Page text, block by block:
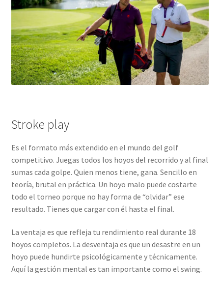
Stroke play
Es el formato más extendido en el mundo del golf
competitivo. Juegas todos los hoyos del recorrido y al final
sumas cada golpe. Quien menos tiene, gana. Sencillo en
teoría, brutal en práctica. Un hoyo malo puede costarte
todo el torneo porque no hay forma de “olvidar” ese
resultado. Tienes que cargar con él hasta el final.
La ventaja es que refleja tu rendimiento real durante 18
hoyos completos. La desventaja es que un desastre en un
hoyo puede hundirte psicológicamente y técnicamente.
Aquí la gestión mental es tan importante como el swing.